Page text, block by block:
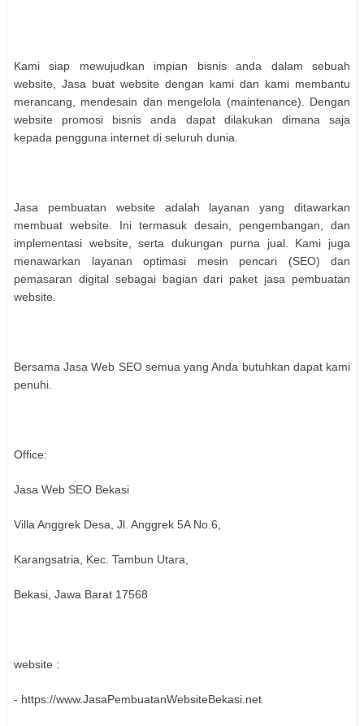
Kami siap mewujudkan impian bisnis anda dalam sebuah
website, Jasa buat website dengan kami dan kami membantu
merancang, mendesain dan mengelola (maintenance). Dengan
website promosi bisnis anda dapat dilakukan dimana saja
kepada pengguna internet di seluruh dunia.
Jasa pembuatan website adalah layanan yang ditawarkan
membuat website. Ini termasuk desain, pengembangan, dan
implementasi website, serta dukungan purna jual. Kami juga
menawarkan layanan optimasi mesin pencari (SEO) dan
pemasaran digital sebagai bagian dari paket jasa pembuatan
website.
Bersama Jasa Web SEO semua yang Anda butuhkan dapat kami
penuhi.
Office:
Jasa Web SEO Bekasi
Villa Anggrek Desa, Jl. Anggrek 5A No.6,
Karangsatria, Kec. Tambun Utara,
Bekasi, Jawa Barat 17568
website :
- https://www.JasaPembuatanWebsiteBekasi.net